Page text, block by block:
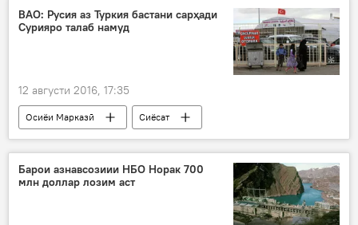
Тоҷистандарт
Манъ шудани равғани нахл
ВАО: Русия аз Туркия бастани сарҳади
Сурияро талаб намуд
12 августи 2016, 17:35
Осиёи Марказӣ
Сиёсат
Ҳамаи хабарҳо
Виктор Водолатский
Барои азнавсозиии НБО Норак 700
млн доллар лозим аст